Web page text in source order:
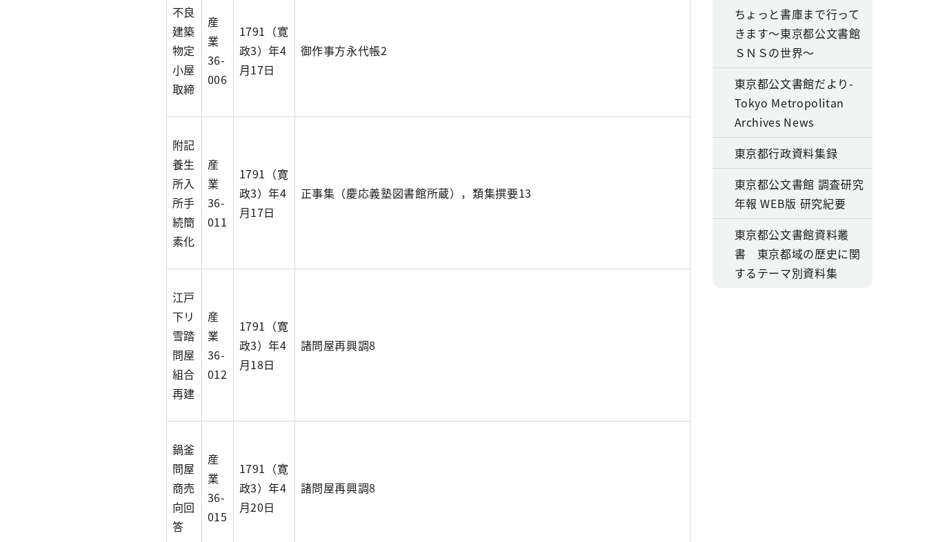
不良
建築
物定
小屋
取締
産
業
36-
006
1791（寛
政3）年4
月17日
御作事方永代帳2
附記
養生
所入
所手
続簡
素化
産
業
36-
011
1791（寛
政3）年4
月17日
正事集（慶応義塾図書館所蔵），類集撰要13
江戸
下リ
雪踏
問屋
組合
再建
産
業
36-
012
1791（寛
政3）年4
月18日
諸問屋再興調8
鍋釜
問屋
商売
向回
答
産
業
36-
015
1791（寛
政3）年4
月20日
諸問屋再興調8
ちょっと書庫まで行って
きます～東京都公文書館
ＳＮＳの世界～
東京都公文書館だより-
Tokyo Metropolitan
Archives News
東京都行政資料集録
東京都公文書館 調査研究
年報 WEB版 研究紀要
東京都公文書館資料叢
書 東京都域の歴史に関
するテーマ別資料集